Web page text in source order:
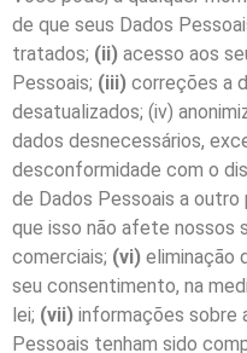
de que seus Dados
tratados; (ii) acesso aos
Pessoais; (iii) correções a
desatualizados; (iv)
dados desnecessários,
desconformidade com o
de Dados Pessoais a
que isso não afete nossos
comerciais; (vi) eliminação
seu consentimento, na
lei; (vii) informações sobre
Pessoais tenham sido